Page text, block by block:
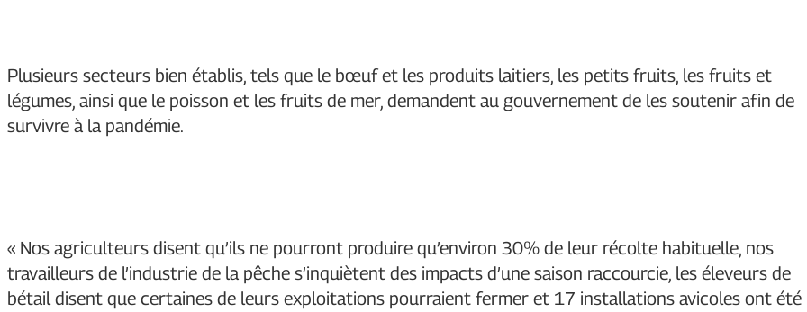
Plusieurs secteurs bien établis, tels que le bœuf et les produits laitiers, les petits fruits, les fruits et
légumes, ainsi que le poisson et les fruits de mer, demandent au gouvernement de les soutenir afin de
survivre à la pandémie.
« Nos agriculteurs disent qu’ils ne pourront produire qu’environ 30% de leur récolte habituelle, nos
travailleurs de l’industrie de la pêche s’inquiètent des impacts d’une saison raccourcie, les éleveurs de
bétail disent que certaines de leurs exploitations pourraient fermer et 17 installations avicoles ont été